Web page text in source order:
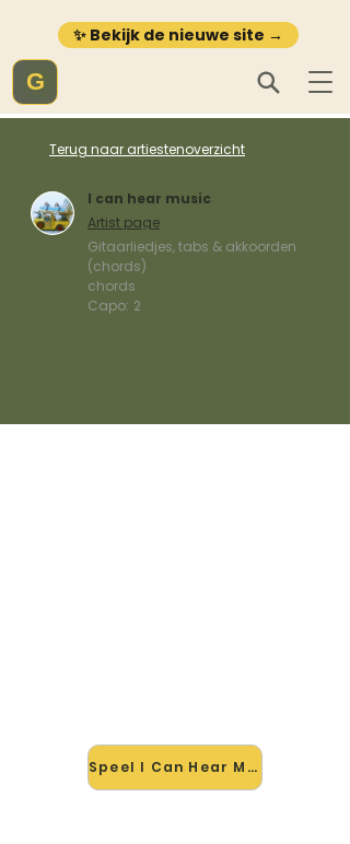
✨ Bekijk de nieuwe site →
G
Terug naar artiestenoverzicht
I can hear music
Artist page
Gitaarliedjes, tabs & akkoorden
(chords)
chords
Capo: 2
Speel I Can Hear Music mee →